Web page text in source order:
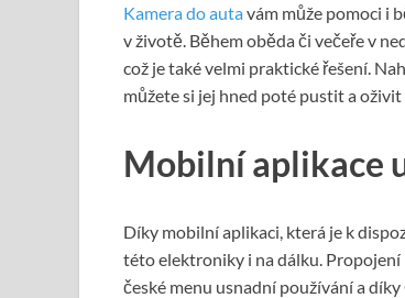
Kamera do autavám může pomoci i
v životě. Během oběda či večeře v
což je také velmi praktické řešení.
můžete si jej hned poté pustit a
Mobilní aplikace
Díky mobilní aplikaci, která je k
této elektroniky i na dálku. Propojení
české menu usnadní používání a